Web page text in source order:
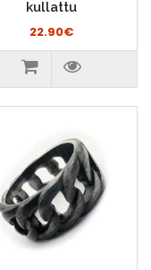
kullattu
22.90€